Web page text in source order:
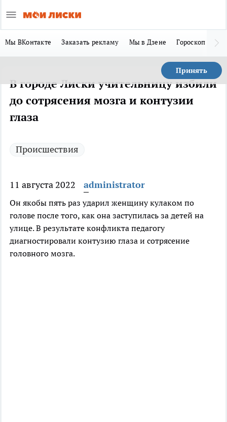
Мы ВКонтакте Заказать рекламу Мы в Дзене Гороскоп
Принять
В городе Лиски учительницу избили
до сотрясения мозга и контузии
глаза
Происшествия
11 августа 2022 administrator
Он якобы пять раз ударил женщину кулаком по
голове после того, как она заступилась за детей на
улице. В результате конфликта педагогу
диагностировали контузию глаза и сотрясение
головного мозга.